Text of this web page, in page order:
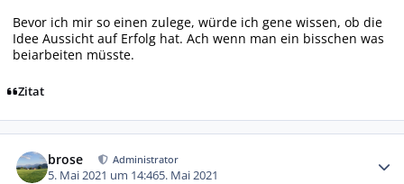
Bevor ich mir so einen zulege, würde ich gene wissen, ob die
Idee Aussicht auf Erfolg hat. Ach wenn man ein bisschen was
beiarbeiten müsste.
Zitat
brose Administrator
5. Mai 2021 um 14:465. Mai 2021